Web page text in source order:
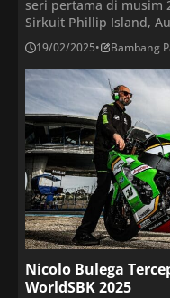
seri pertama di musim
Sirkuit Phillip Island,
Selain WordSBK,
memperlombakan
maupun WorldSSP
sebelum memulai
perubahan dalam
19/02/2025• Bambang
Nicolo Bulega
WorldSBK 2025